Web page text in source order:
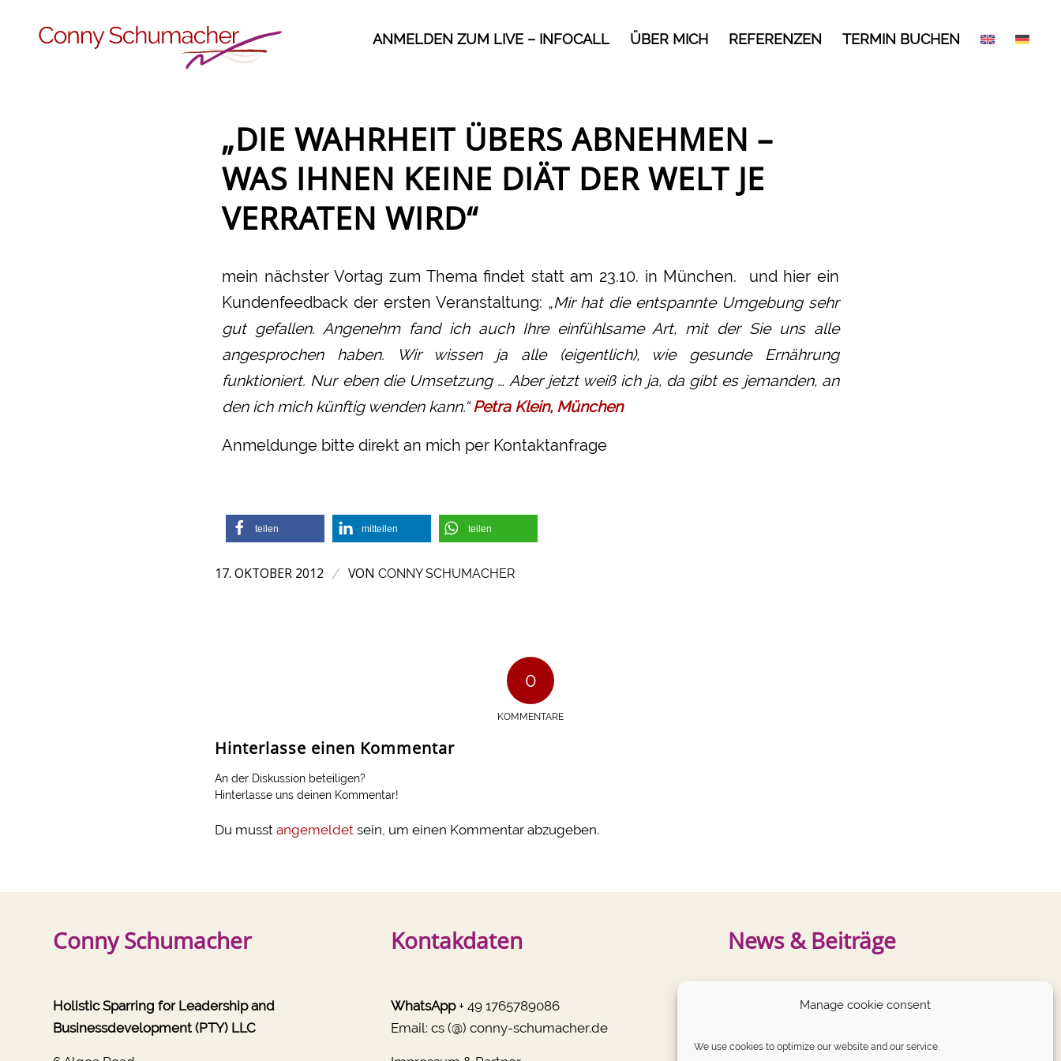
Manage cookie consent
We use cookies to optimize our website and our service.
ANMELDEN ZUM LIVE – INFOCALL ÜBER MICH REFERENZEN TERMIN BUCHEN
„DIE WAHRHEIT ÜBERS ABNEHMEN –
WAS IHNEN KEINE DIÄT DER WELT JE
VERRATEN WIRD“
mein nächster Vortag zum Thema findet statt am 23.10. in München. und hier ein
Kundenfeedback der ersten Veranstaltung: „Mir hat die entspannte Umgebung sehr
gut gefallen. Angenehm fand ich auch Ihre einfühlsame Art, mit der Sie uns alle
angesprochen haben. Wir wissen ja alle (eigentlich), wie gesunde Ernährung
funktioniert. Nur eben die Umsetzung … Aber jetzt weiß ich ja, da gibt es jemanden, an
den ich mich künftig wenden kann.“Petra Klein, München
Anmeldunge bitte direkt an mich per Kontaktanfrage
teilen mitteilen teilen
17. OKTOBER 2012 / VON CONNY SCHUMACHER
0
KOMMENTARE
Hinterlasse einen Kommentar
An der Diskussion beteiligen?
Hinterlasse uns deinen Kommentar!
Du musst angemeldet sein, um einen Kommentar abzugeben.
Conny Schumacher
Holistic Sparring for Leadership and
Businessdevelopment (PTY) LLC
Kontakdaten
WhatsApp+ 49 1765789086
Email: cs (@) conny-schumacher.de
News & Beiträge
NEUESTE BEITRÄGE